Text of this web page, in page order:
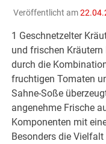
Veröffentlicht am
1 Geschnetzelter
und frischen
durch die
fruchtigen Tomaten
Sahne-Soße
angenehme Frische
Komponenten mit
Besonders die